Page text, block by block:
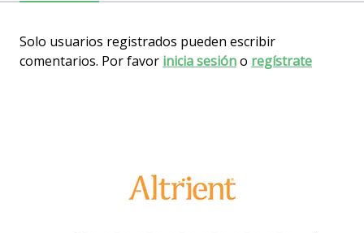
Solo usuarios registrados pueden escribir
comentarios. Por favor inicia sesióno regístrate